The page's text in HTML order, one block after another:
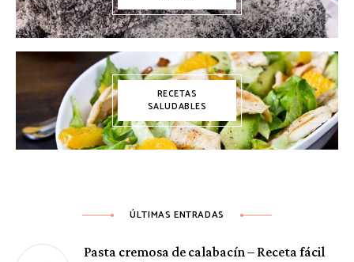
RECETAS
SALUDABLES
ÚLTIMAS ENTRADAS
Pasta cremosa de calabacín – Receta fácil